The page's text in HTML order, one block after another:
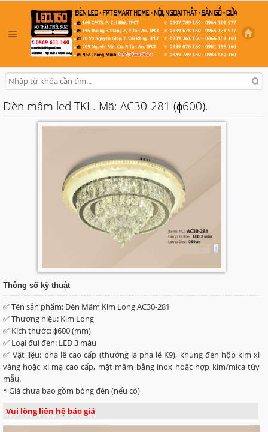
Đèn mâm led TKL. Mã: AC30-281 (ɸ600).
Thông số kỹ thuật
✅ Tên sản phẩm: Đèn Mâm Kim Long AC30-281
✅ Thương hiệu: Kim Long
✅ Kích thước: ɸ600 (mm)
✅ Loại đui đèn: LED 3 màu
✅ Vật liệu: pha lê cao cấp (thường là pha lê K9), khung đèn hộp kim xi
vàng hoặc xi mạ cao cấp, mặt mâm bằng inox hoặc hợp kim/mica tùy
mẫu.
* Giá chưa bao gồm bóng đèn (nếu có)
Vui lòng liên hệ báo giá